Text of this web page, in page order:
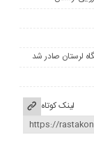
لینک کوتاه